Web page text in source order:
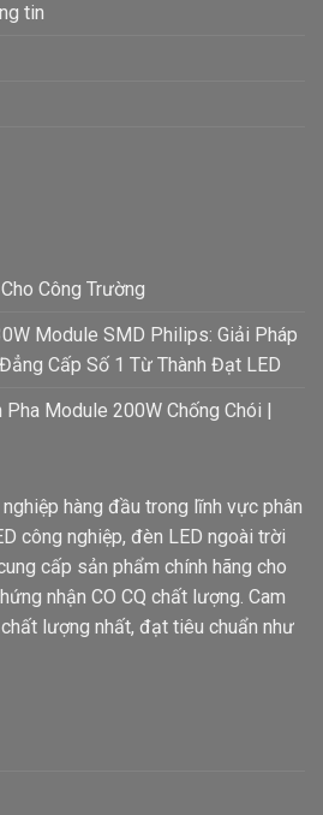
tin
Công Trường
Module SMD Philips: Giải Pháp
Cấp Số 1 Từ Thành Đạt LED
Pha Module 200W Chống Chói |
hàng đầu trong lĩnh vực phân
công nghiệp, đèn LED ngoài trời
cấp sản phẩm chính hãng cho
nhận CO CQ chất lượng. Cam
lượng nhất, đạt tiêu chuẩn như